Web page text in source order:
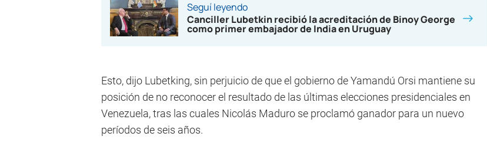
Seguí leyendo
Canciller Lubetkin recibió la acreditación de Binoy George
como primer embajador de India en Uruguay
Esto, dijo Lubetking, sin perjuicio de que el gobierno de Yamandú Orsi mantiene su
posición de no reconocer el resultado de las últimas elecciones presidenciales en
Venezuela, tras las cuales Nicolás Maduro se proclamó ganador para un nuevo
períodos de seis años.